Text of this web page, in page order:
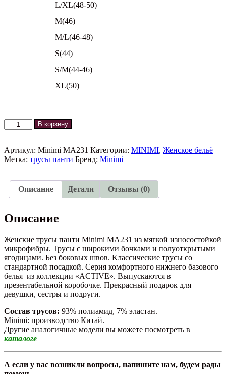
L/XL(48-50)
M(46)
M/L(46-48)
S(44)
S/M(44-46)
XL(50)
Количество
товара
панти
Minimi
В корзину
Артикул: Minimi MA231 Категории: MINIMI, Женское бельё
Метка: трусы панти Бренд: Minimi
Описание Детали Отзывы (0)
Описание
Женские трусы панти Minimi MA231 из мягкой износостойкой
микрофибры. Трусы с широкими бочками и полуоткрытыми
ягодицами. Без боковых швов. Классические трусы со
стандартной посадкой. Серия комфортного нижнего базового
белья из коллекции «ACTIVE». Выпускаются в
презентабельной коробочке. Прекрасный подарок для
девушки, сестры и подруги.
Состав трусов: 93% полиамид, 7% эластан.
Minimi: производство Китай.
Другие аналогичные модели вы можете посмотреть в
каталоге
А если у вас возникли вопросы, напишите нам, будем рады